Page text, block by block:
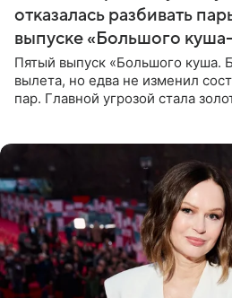
отказалась разбивать
выпуске «Большого
Пятый выпуск «Большого куша.
вылета, но едва не изменил
пар. Главной угрозой стала